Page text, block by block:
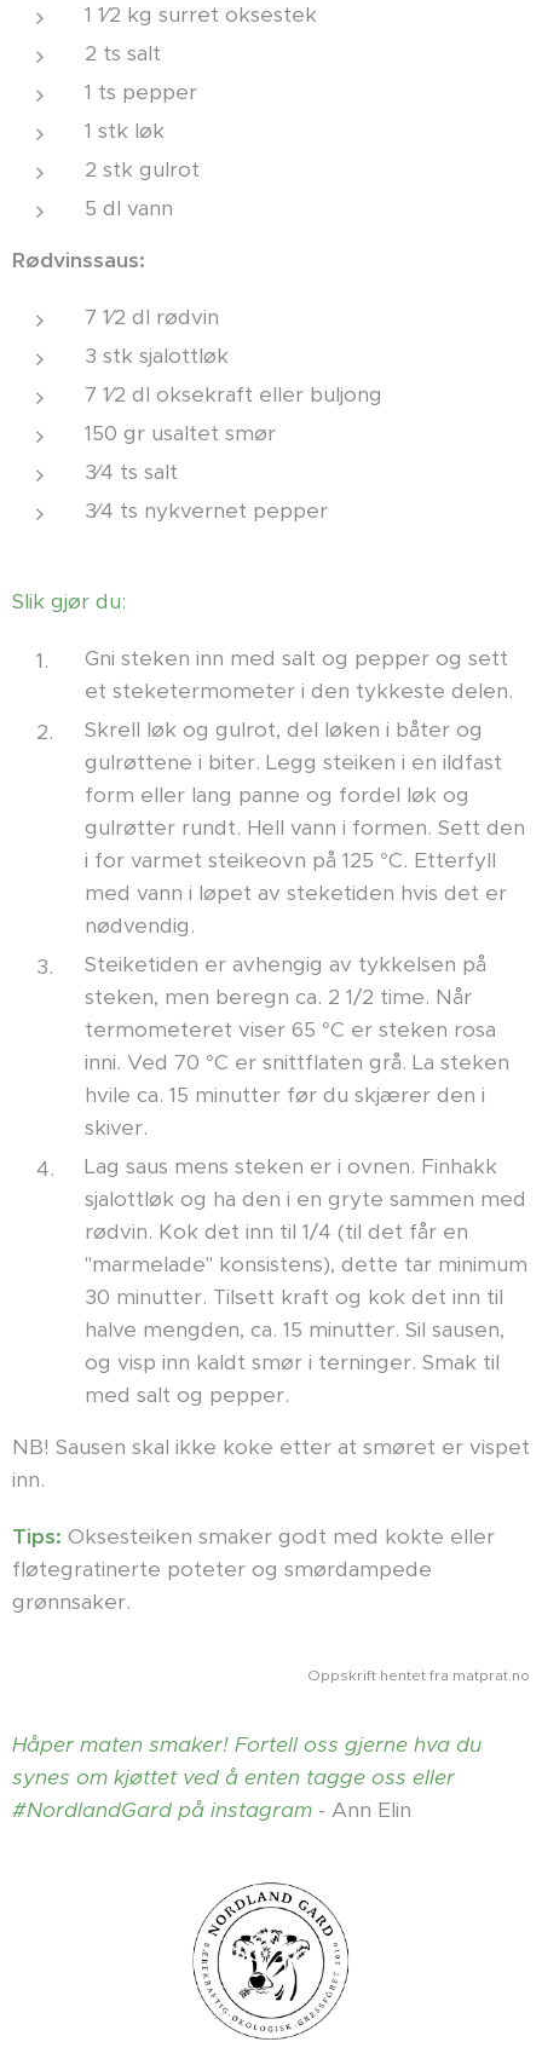
1 1⁄2 kg surret oksestek
2 ts salt
1 ts pepper
1 stk løk
2 stk gulrot
5 dl vann
Rødvinssaus:
7 1⁄2 dl rødvin
3 stk sjalottløk
7 1⁄2 dl oksekraft eller buljong
150 gr usaltet smør
3⁄4 ts salt
3⁄4 ts nykvernet pepper
Slik gjør du:
Gni steken inn med salt og pepper og sett
et steketermometer i den tykkeste delen.
Skrell løk og gulrot, del løken i båter og
gulrøttene i biter. Legg steiken i en ildfast
form eller lang panne og fordel løk og
gulrøtter rundt. Hell vann i formen. Sett den
i for varmet steikeovn på 125 °C. Etterfyll
med vann i løpet av steketiden hvis det er
nødvendig.
Steiketiden er avhengig av tykkelsen på
steken, men beregn ca. 2 1/2 time. Når
termometeret viser 65 °C er steken rosa
inni. Ved 70 °C er snittflaten grå. La steken
hvile ca. 15 minutter før du skjærer den i
skiver.
Lag saus mens steken er i ovnen. Finhakk
sjalottløk og ha den i en gryte sammen med
rødvin. Kok det inn til 1/4 (til det får en
"marmelade" konsistens), dette tar minimum
30 minutter. Tilsett kraft og kok det inn til
halve mengden, ca. 15 minutter. Sil sausen,
og visp inn kaldt smør i terninger. Smak til
med salt og pepper.
NB! Sausen skal ikke koke etter at smøret er vispet
inn.
Tips: Oksesteiken smaker godt med kokte eller
fløtegratinerte poteter og smørdampede
grønnsaker.
Oppskrift hentet fra matprat.no
Håper maten smaker! Fortell oss gjerne hva du
synes om kjøttet ved å enten tagge oss eller
#NordlandGard på instagram - Ann Elin